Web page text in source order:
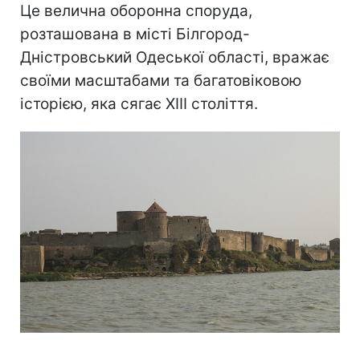
Це велична оборонна споруда,
розташована в місті Білгород-
Дністровський Одеської області, вражає
своїми масштабами та багатовіковою
історією, яка сягає XIII століття.